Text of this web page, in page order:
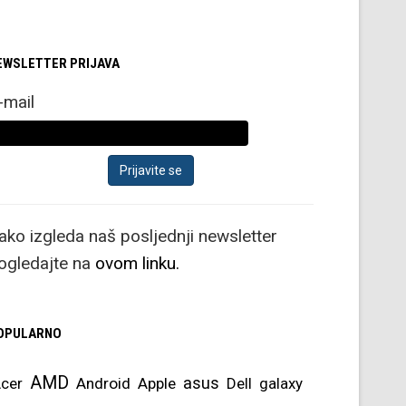
PRIJAVA
mail
izgleda naš posljednji newsletter
na ovom linku.
AMD Android Apple asus Dell galaxy